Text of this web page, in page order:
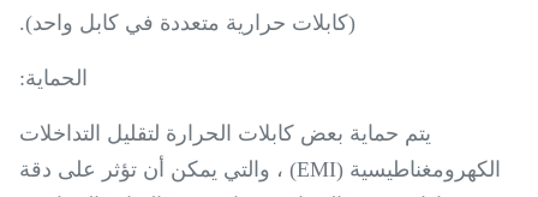
(كابلات حرارية متعددة في كابل واحد).
الحماية:
يتم حماية بعض كابلات الحرارة لتقليل التداخلات
الكهرومغناطيسية (EMI) ، والتي يمكن أن تؤثر على دقة